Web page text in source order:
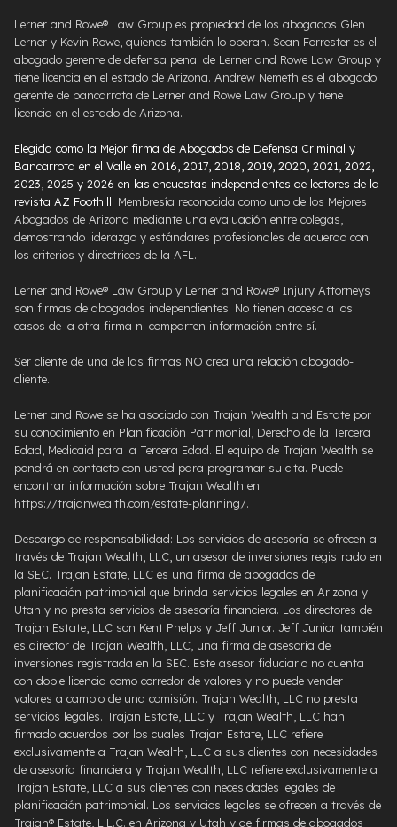
Lerner and Rowe® Law Group es propiedad de los abogados Glen
Lerner y Kevin Rowe, quienes también lo operan. Sean Forrester es el
abogado gerente de defensa penal de Lerner and Rowe Law Group y
tiene licencia en el estado de Arizona. Andrew Nemeth es el abogado
gerente de bancarrota de Lerner and Rowe Law Group y tiene
licencia en el estado de Arizona.
Elegida como la Mejor firma de Abogados de Defensa Criminal y
Bancarrota en el Valle en 2016, 2017, 2018, 2019, 2020, 2021, 2022,
2023, 2025 y 2026 en las encuestas independientes de lectores de la
revista AZ Foothill. Membresía reconocida como uno de los Mejores
Abogados de Arizona mediante una evaluación entre colegas,
demostrando liderazgo y estándares profesionales de acuerdo con
los criterios y directrices de la AFL.
Lerner and Rowe® Law Group y Lerner and Rowe® Injury Attorneys
son firmas de abogados independientes. No tienen acceso a los
casos de la otra firma ni comparten información entre sí.
Ser cliente de una de las firmas NO crea una relación abogado-
cliente.
Lerner and Rowe se ha asociado con Trajan Wealth and Estate por
su conocimiento en Planificación Patrimonial, Derecho de la Tercera
Edad, Medicaid para la Tercera Edad. El equipo de Trajan Wealth se
pondrá en contacto con usted para programar su cita. Puede
encontrar información sobre Trajan Wealth en
https://trajanwealth.com/estate-planning/.
Descargo de responsabilidad: Los servicios de asesoría se ofrecen a
través de Trajan Wealth, LLC, un asesor de inversiones registrado en
la SEC. Trajan Estate, LLC es una firma de abogados de
planificación patrimonial que brinda servicios legales en Arizona y
Utah y no presta servicios de asesoría financiera. Los directores de
Trajan Estate, LLC son Kent Phelps y Jeff Junior. Jeff Junior también
es director de Trajan Wealth, LLC, una firma de asesoría de
inversiones registrada en la SEC. Este asesor fiduciario no cuenta
con doble licencia como corredor de valores y no puede vender
valores a cambio de una comisión. Trajan Wealth, LLC no presta
servicios legales. Trajan Estate, LLC y Trajan Wealth, LLC han
firmado acuerdos por los cuales Trajan Estate, LLC refiere
exclusivamente a Trajan Wealth, LLC a sus clientes con necesidades
de asesoría financiera y Trajan Wealth, LLC refiere exclusivamente a
Trajan Estate, LLC a sus clientes con necesidades legales de
planificación patrimonial. Los servicios legales se ofrecen a través de
Trajan® Estate, L.L.C. en Arizona y Utah y de firmas de abogados